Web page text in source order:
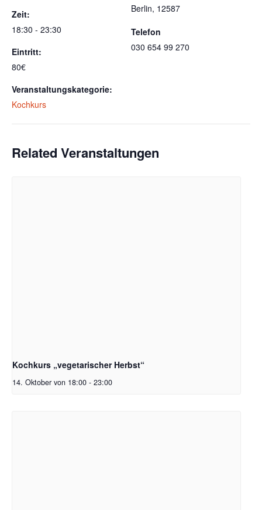
Zeit:
18:30 - 23:30
Eintritt:
80€
Veranstaltungskategorie:
Kochkurs
Berlin, 12587
Telefon
030 654 99 270
Related Veranstaltungen
Kochkurs „vegetarischer Herbst“
14. Oktober von 18:00 - 23:00